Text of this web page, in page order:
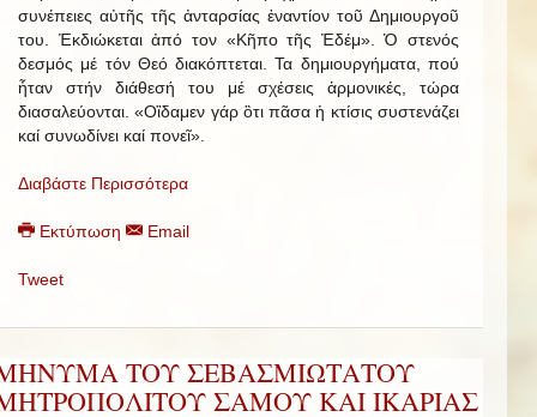
συνέπειες αὐτῆς τῆς ἀνταρσίας ἐναντίον τοῦ Δημιουργοῦ
του. Ἐκδιώκεται ἀπό τον «Κῆπο τῆς Ἐδέμ». Ὁ στενός
δεσμός μέ τόν Θεό διακόπτεται. Τα δημιουργήματα, πού
ἦταν στήν διάθεσή του μέ σχέσεις ἁρμονικές, τώρα
διασαλεύονται. «Οἲδαμεν γάρ ὃτι πᾶσα ἡ κτίσις συστενάζει
καί συνωδίνει καί πονεῖ».
Διαβάστε Περισσότερα
Εκτύπωση Email
Tweet
ΤΟΥ ΣΕΒΑΣΜΙΩΤΑΤΟΥ
ΣΑΜΟΥ ΚΑΙ ΙΚΑΡΙΑΣ